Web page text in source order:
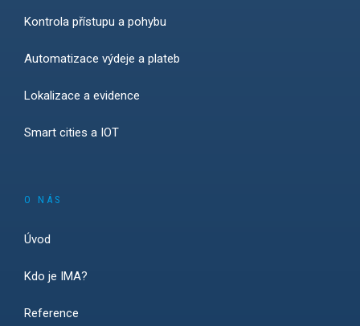
Kontrola přístupu a pohybu
Automatizace výdeje a plateb
Lokalizace a evidence
Smart cities a IOT
O NÁS
Úvod
Kdo je IMA?
Reference